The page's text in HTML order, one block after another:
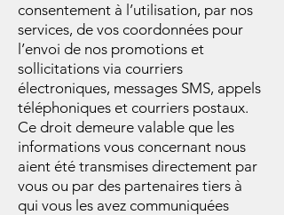
consentement à l’utilisation, par nos
services, de vos coordonnées pour
l’envoi de nos promotions et
sollicitations via courriers
électroniques, messages SMS, appels
téléphoniques et courriers postaux.
Ce droit demeure valable que les
informations vous concernant nous
aient été transmises directement par
vous ou par des partenaires tiers à
qui vous les avez communiquées